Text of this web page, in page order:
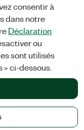
TwitterYouTube
|Gérer
RÉSERVÉS.
consentir à
dans notre
Déclaration
ou
sont utilisés
ci-dessous.